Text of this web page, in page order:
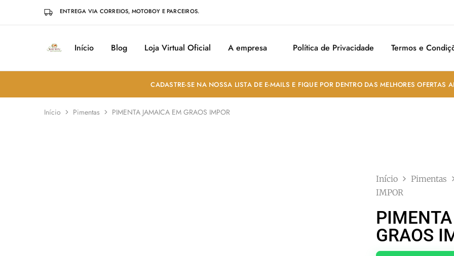
ENTREGA VIA CORREIOS, MOTOBOY E PARCEIROS.
Sabores
Sua
Temperos
em
João
Pessoa
Início Blog Loja Virtual Oficial A empresa Política de Privacidade Termos e
CADASTRE-SE NA NOSSA LISTA DE E-MAILS E FIQUE POR DENTRO DAS MELHORES OFERTAS
Início Pimentas PIMENTA JAMAICA EM GRAOS IMPOR
Início
Pimentas
IMPOR
GRAOS